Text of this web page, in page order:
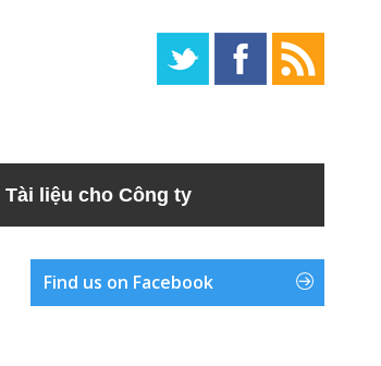
Tài liệu cho Công ty
Find us on Facebook